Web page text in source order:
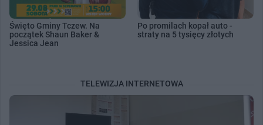
Święto Gminy Tczew. Na
początek Shaun Baker &
Jessica Jean
Po promilach kopał auto -
straty na 5 tysięcy złotych
TELEWIZJA INTERNETOWA